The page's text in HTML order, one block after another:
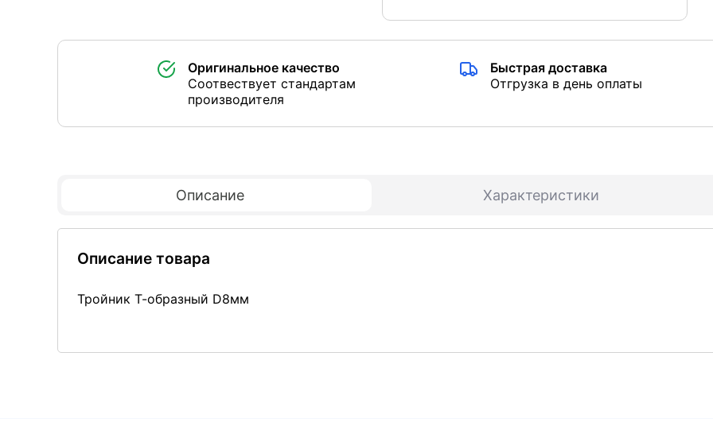
Оригинальное качество
Соотвествует стандартам
производителя
Быстрая доставка
Отгрузка в день оплаты
Описание Характеристики
Описание товара
Тройник Т-образный D8мм